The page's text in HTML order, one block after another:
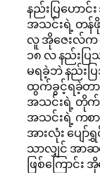
နည်းပြဟော
အသင်းရဲ့ တန်
လူ အိုဇေးလ်က
၁၈ လ နည်းပ
မရခဲ့ဘဲ နည်း
ထွက်ခွင့်ရခဲ့တ
အသင်းရဲ့ တိုက်
အသင်းရဲ့ ကစာ
အားလုံး ပျော်
သာလျှင် အာ
ဖြစ်ကြောင်